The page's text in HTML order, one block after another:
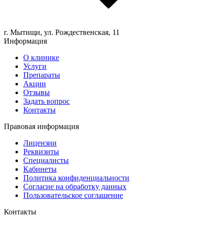
г. Мытищи, ул. Рождественская, 11
Информация
О клинике
Услуги
Препараты
Акции
Отзывы
Задать вопрос
Контакты
Правовая информация
Лицензии
Реквизиты
Специалисты
Кабинеты
Политика конфиденциальности
Согласие на обработку данных
Пользовательское соглашение
Контакты